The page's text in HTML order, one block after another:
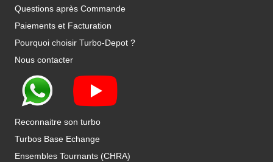
Questions après Commande
Paiements et Facturation
Pourquoi choisir Turbo-Depot ?
Nous contacter
Reconnaitre son turbo
Turbos Base Echange
Ensembles Tournants (CHRA)